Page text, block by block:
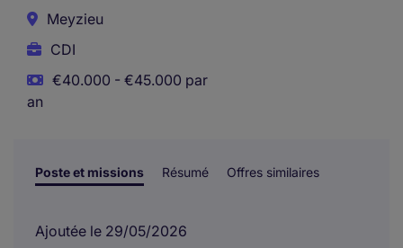
Meyzieu
CDI
€40.000 - €45.000 par
an
Poste et missions Résumé Offres similaires
Ajoutée le 29/05/2026